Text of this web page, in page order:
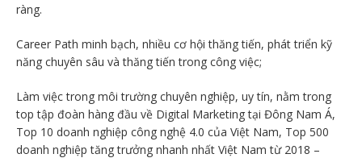
ràng.
Career Path minh bạch, nhiều cơ hội thăng tiến, phát triển kỹ
năng chuyên sâu và thăng tiến trong công việc;
Làm việc trong môi trường chuyên nghiệp, uy tín, nằm trong
top tập đoàn hàng đầu về Digital Marketing tại Đông Nam Á,
Top 10 doanh nghiệp công nghệ 4.0 của Việt Nam, Top 500
doanh nghiệp tăng trưởng nhanh nhất Việt Nam từ 2018 –